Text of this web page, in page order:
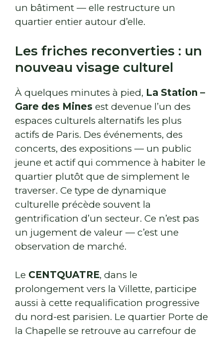
un bâtiment — elle restructure un
quartier entier autour d’elle.
Les friches reconverties : un
nouveau visage culturel
À quelques minutes à pied, La Station –
Gare des Mines est devenue l’un des
espaces culturels alternatifs les plus
actifs de Paris. Des événements, des
concerts, des expositions — un public
jeune et actif qui commence à habiter le
quartier plutôt que de simplement le
traverser. Ce type de dynamique
culturelle précède souvent la
gentrification d’un secteur. Ce n’est pas
un jugement de valeur — c’est une
observation de marché.
Le CENTQUATRE, dans le
prolongement vers la Villette, participe
aussi à cette requalification progressive
du nord-est parisien. Le quartier Porte de
la Chapelle se retrouve au carrefour de